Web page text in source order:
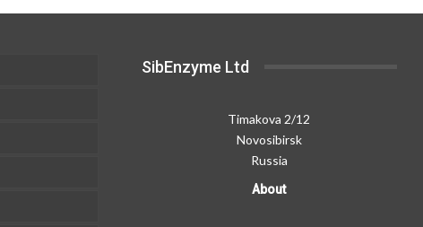
SibEnzyme Ltd
Timakova 2/12
Novosibirsk
Russia
About